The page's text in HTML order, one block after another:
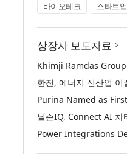
바이오테크
스타트업
상장사 보도자료